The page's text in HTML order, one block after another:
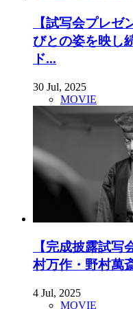
【試写会プレゼ
びとの姿を映し
ド...
30 Jul, 2025
MOVIE
【完成披露試
村万作・野村萬
4 Jul, 2025
MOVIE